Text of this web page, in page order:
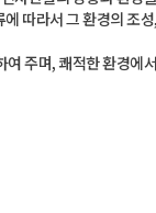
따라서 그 환경의 조
여 주며, 쾌적한 환경에서